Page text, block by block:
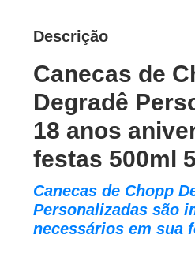
Descrição
Canecas de
Degradê
18 anos
festas 500ml
Canecas de Chopp
Personalizadas são
necessários em sua